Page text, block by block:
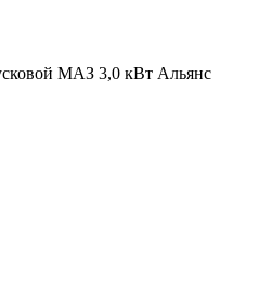
МАЗ 3,0 кВт Альянс